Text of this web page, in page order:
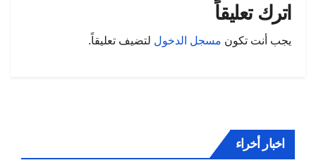
اترك تعليقاً
يجب أنت تكون مسجل الدخول لتضيف تعليقاً.
اخبار أخراء